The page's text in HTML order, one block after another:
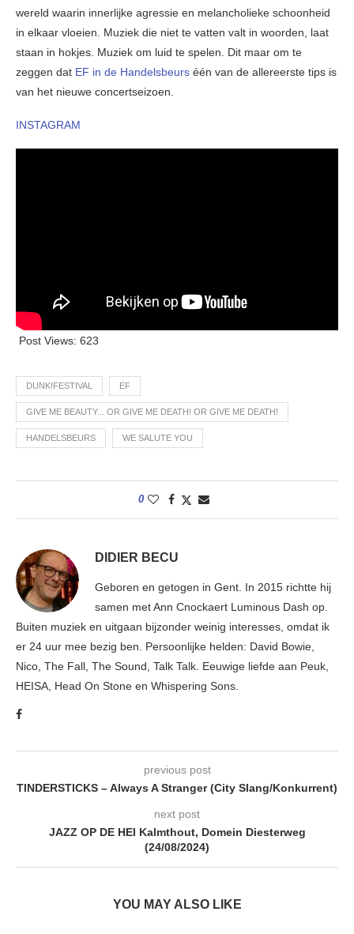
wereld waarin innerlijke agressie en melancholieke schoonheid
in elkaar vloeien. Muziek die niet te vatten valt in woorden, laat
staan in hokjes. Muziek om luid te spelen. Dit maar om te
zeggen dat EF in de Handelsbeurs één van de allereerste tips is
van het nieuwe concertseizoen.
INSTAGRAM
Post Views: 623
DUNK!FESTIVAL EF
GIVE ME BEAUTY... OR GIVE ME DEATH! OR GIVE ME DEATH!
HANDELSBEURS WE SALUTE YOU
0
DIDIER BECU
Geboren en getogen in Gent. In 2015 richtte hij
samen met Ann Cnockaert Luminous Dash op.
Buiten muziek en uitgaan bijzonder weinig interesses, omdat ik
er 24 uur mee bezig ben. Persoonlijke helden: David Bowie,
Nico, The Fall, The Sound, Talk Talk. Eeuwige liefde aan Peuk,
HEISA, Head On Stone en Whispering Sons.
previous post
TINDERSTICKS – Always A Stranger (City Slang/Konkurrent)
next post
JAZZ OP DE HEI Kalmthout, Domein Diesterweg
(24/08/2024)
YOU MAY ALSO LIKE